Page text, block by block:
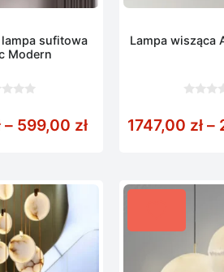
zł do 2699,00 zł
sufitowa
Modern
– 599,00 złZakres cen: od
Lampa wisząca
5
1747,00 zł –